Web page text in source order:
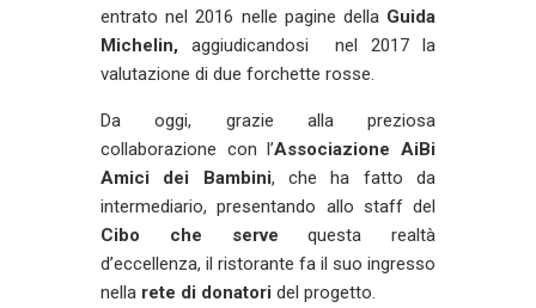
entrato nel 2016 nelle pagine della Guida
Michelin, aggiudicandosi nel 2017 la
valutazione di due forchette rosse.
Da oggi, grazie alla preziosa
collaborazione con l’Associazione AiBi
Amici dei
Bambini, che ha fatto da
intermediario, presentando allo staff del
Cibo che serve questa realtà
d’eccellenza, il ristorante fa il suo ingresso
nella rete di donatori del progetto.